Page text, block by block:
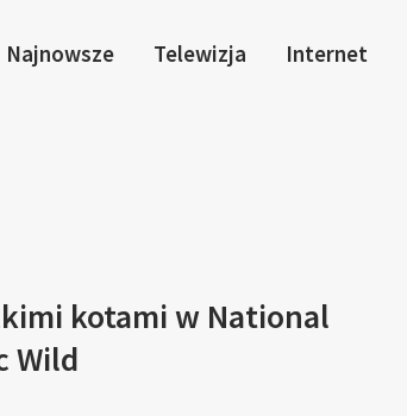
Najnowsze Telewizja Internet
kotami w National
Wild